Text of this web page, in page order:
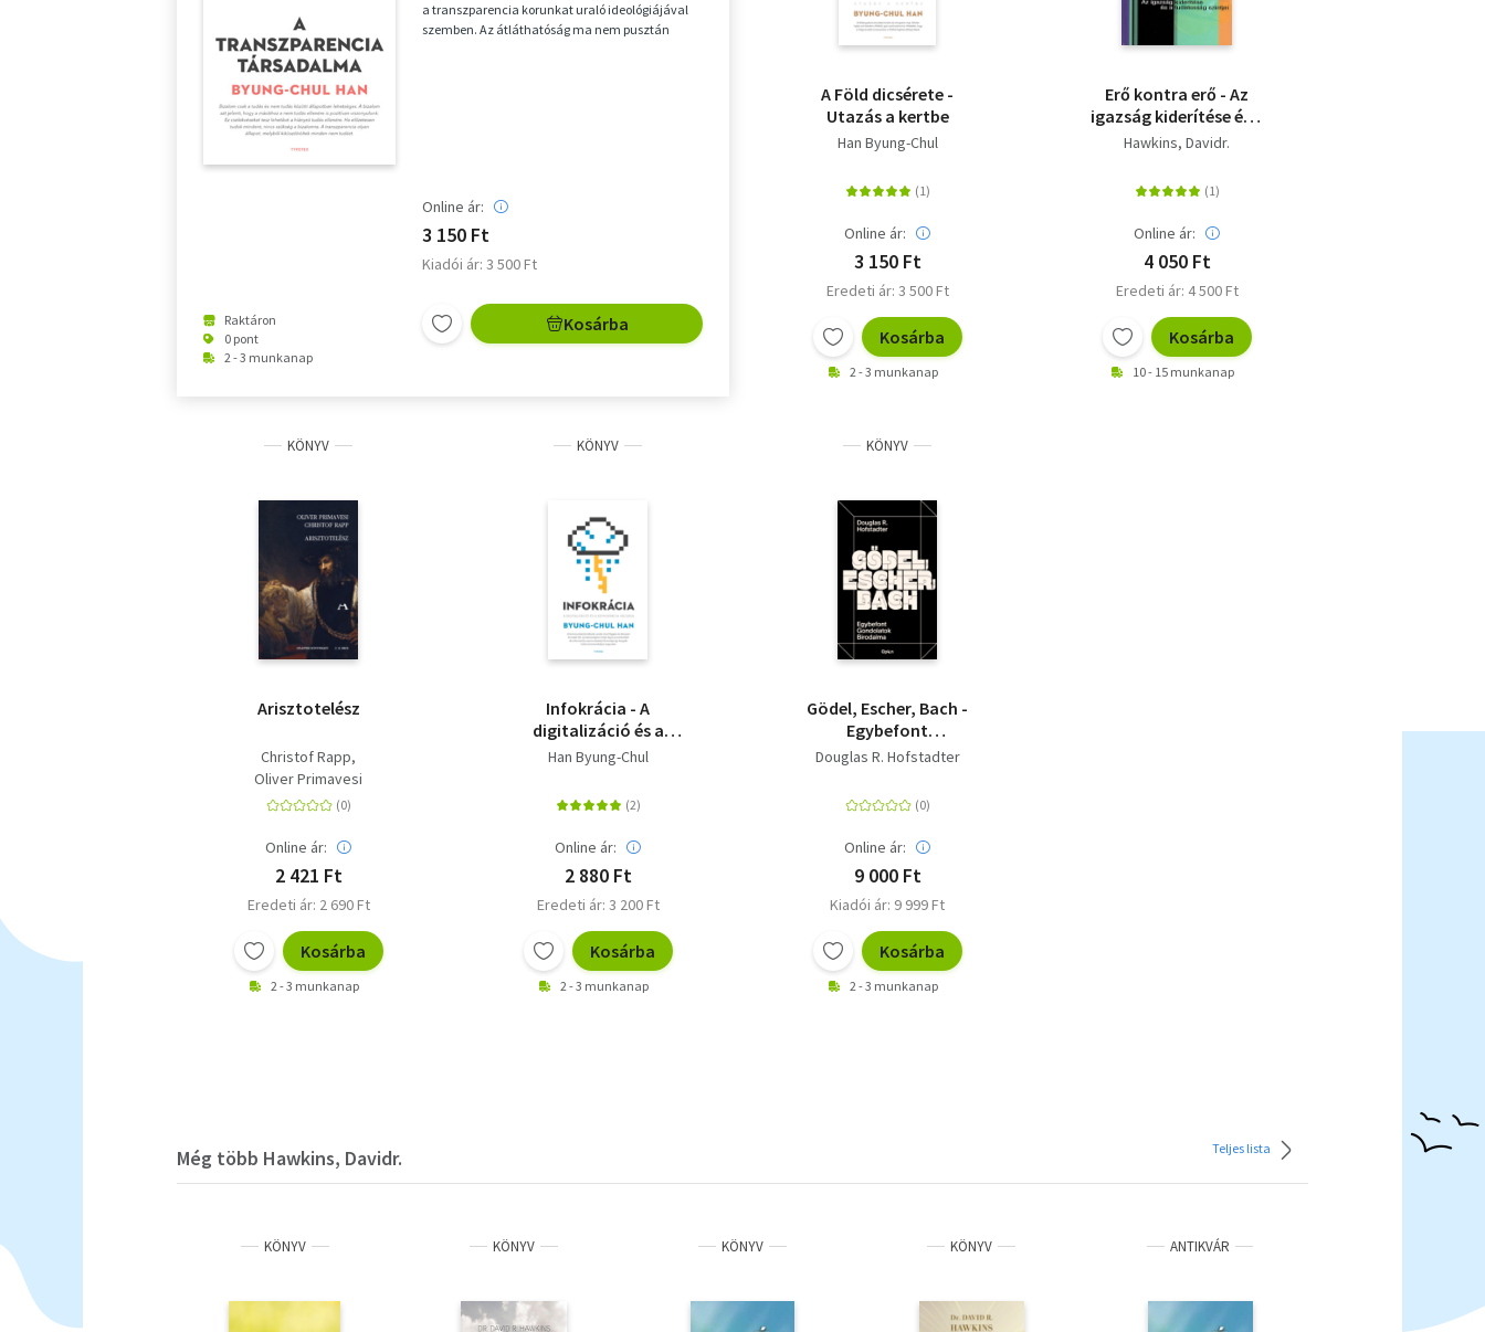
Raktáron
0 pont
2 - 3 munkanap
a transzparencia korunkat uraló ideológiájával
szemben. Az átláthatóság ma nem pusztán
Online ár:
3 150 Ft
Kiadói ár: 3 500 Ft
Kosárba
A Föld dicsérete -
Utazás a kertbe
Han Byung-Chul
Online ár:
3 150 Ft
Eredeti ár: 3 500 Ft
Kosárba
2 - 3 munkanap
Erő kontra erő - Az
igazság kiderítése és a
tudatosság szintjei
Hawkins, Davidr.
Online ár:
4 050 Ft
Eredeti ár: 4 500 Ft
Kosárba
10 - 15 munkanap
KÖNYV
Arisztotelész
Christof Rapp
Oliver Primavesi
Online ár:
2 421 Ft
Eredeti ár: 2 690 Ft
Kosárba
2 - 3 munkanap
KÖNYV
Infokrácia - A
digitalizáció és a
demokrácia válsága
Han Byung-Chul
Online ár:
2 880 Ft
Eredeti ár: 3 200 Ft
Kosárba
2 - 3 munkanap
KÖNYV
Gödel, Escher, Bach -
Egybefont
Gondolatok
Douglas R. Hofstadter
Online ár:
9 000 Ft
Kiadói ár: 9 999 Ft
Kosárba
2 - 3 munkanap
Még több Hawkins, Davidr. Teljes lista
KÖNYV KÖNYV KÖNYV KÖNYV ANTIKVÁR